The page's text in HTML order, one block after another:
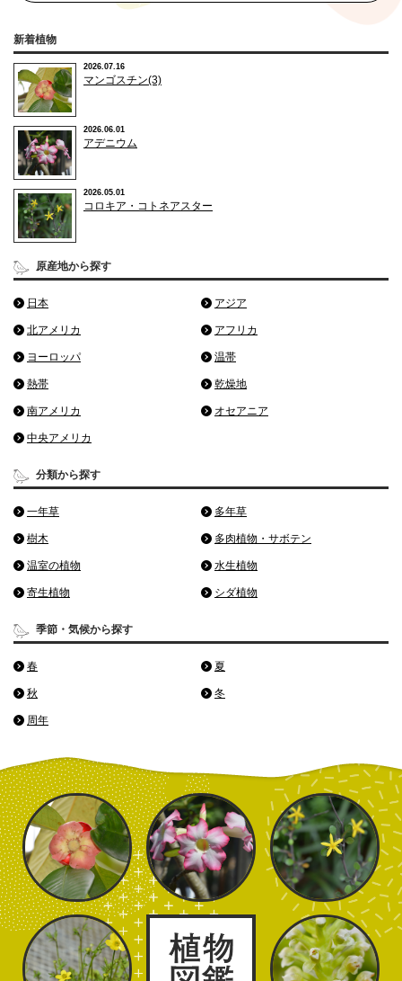
新着植物
2026.07.16
マンゴスチン(3)
2026.06.01
アデニウム
2026.05.01
コロキア・コトネアスター
原産地から探す
日本 アジア
北アメリカ アフリカ
ヨーロッパ 温帯
熱帯 乾燥地
南アメリカ オセアニア
中央アメリカ
分類から探す
一年草 多年草
樹木 多肉植物・サボテン
温室の植物 水生植物
寄生植物 シダ植物
季節・気候から探す
春 夏
秋 冬
周年